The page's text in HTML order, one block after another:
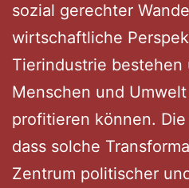
sozial gerechter
wirtschaftliche
Tierindustrie bestehen
Menschen und
profitieren können.
dass solche
Zentrum politischer